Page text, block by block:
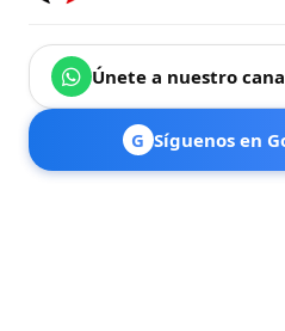
Únete a nuestro
G Síguenos en